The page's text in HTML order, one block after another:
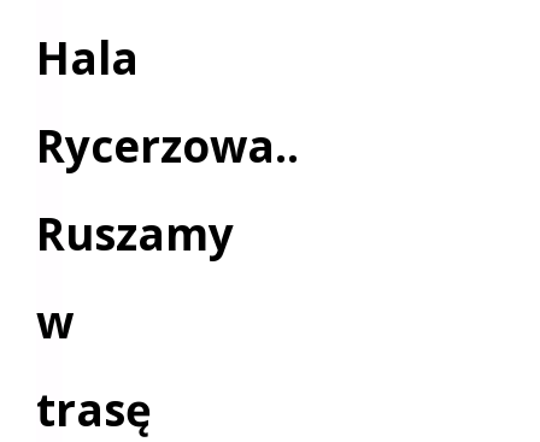
Hala
Rycerzowa..
Ruszamy
w
trasę